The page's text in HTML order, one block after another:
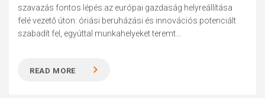
szavazás fontos lépés az európai gazdaság helyreállítása
felé vezető úton: óriási beruházási és innovációs potenciált
szabadít fel, egyúttal munkahelyeket teremt...
READ MORE